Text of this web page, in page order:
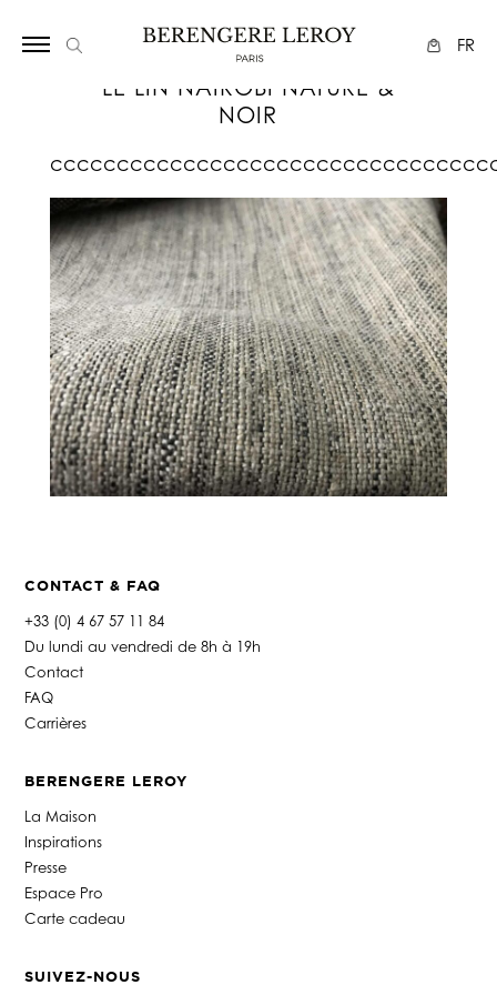
FR
LE LIN NAIROBI NATURE &
NOIR
CONTACT & FAQ
+33 (0) 4 67 57 11 84
Du lundi au vendredi de 8h à 19h
Contact
FAQ
Carrières
BERENGERE LEROY
La Maison
Inspirations
Presse
Espace Pro
Carte cadeau
SUIVEZ-NOUS